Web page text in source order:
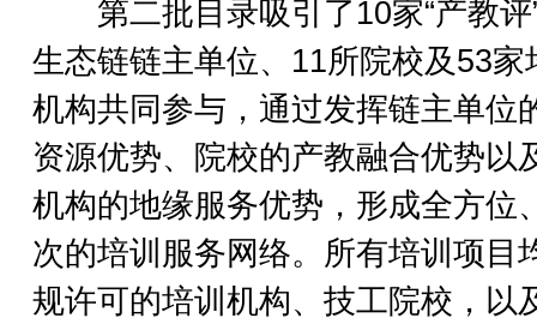
第二批目录吸引了10家“产教评
生态链链主单位、11所院校及53家
机构共同参与，通过发挥链主单位
资源优势、院校的产教融合优势以
机构的地缘服务优势，形成全方位
次的培训服务网络。所有培训项目
规许可的培训机构、技工院校，以